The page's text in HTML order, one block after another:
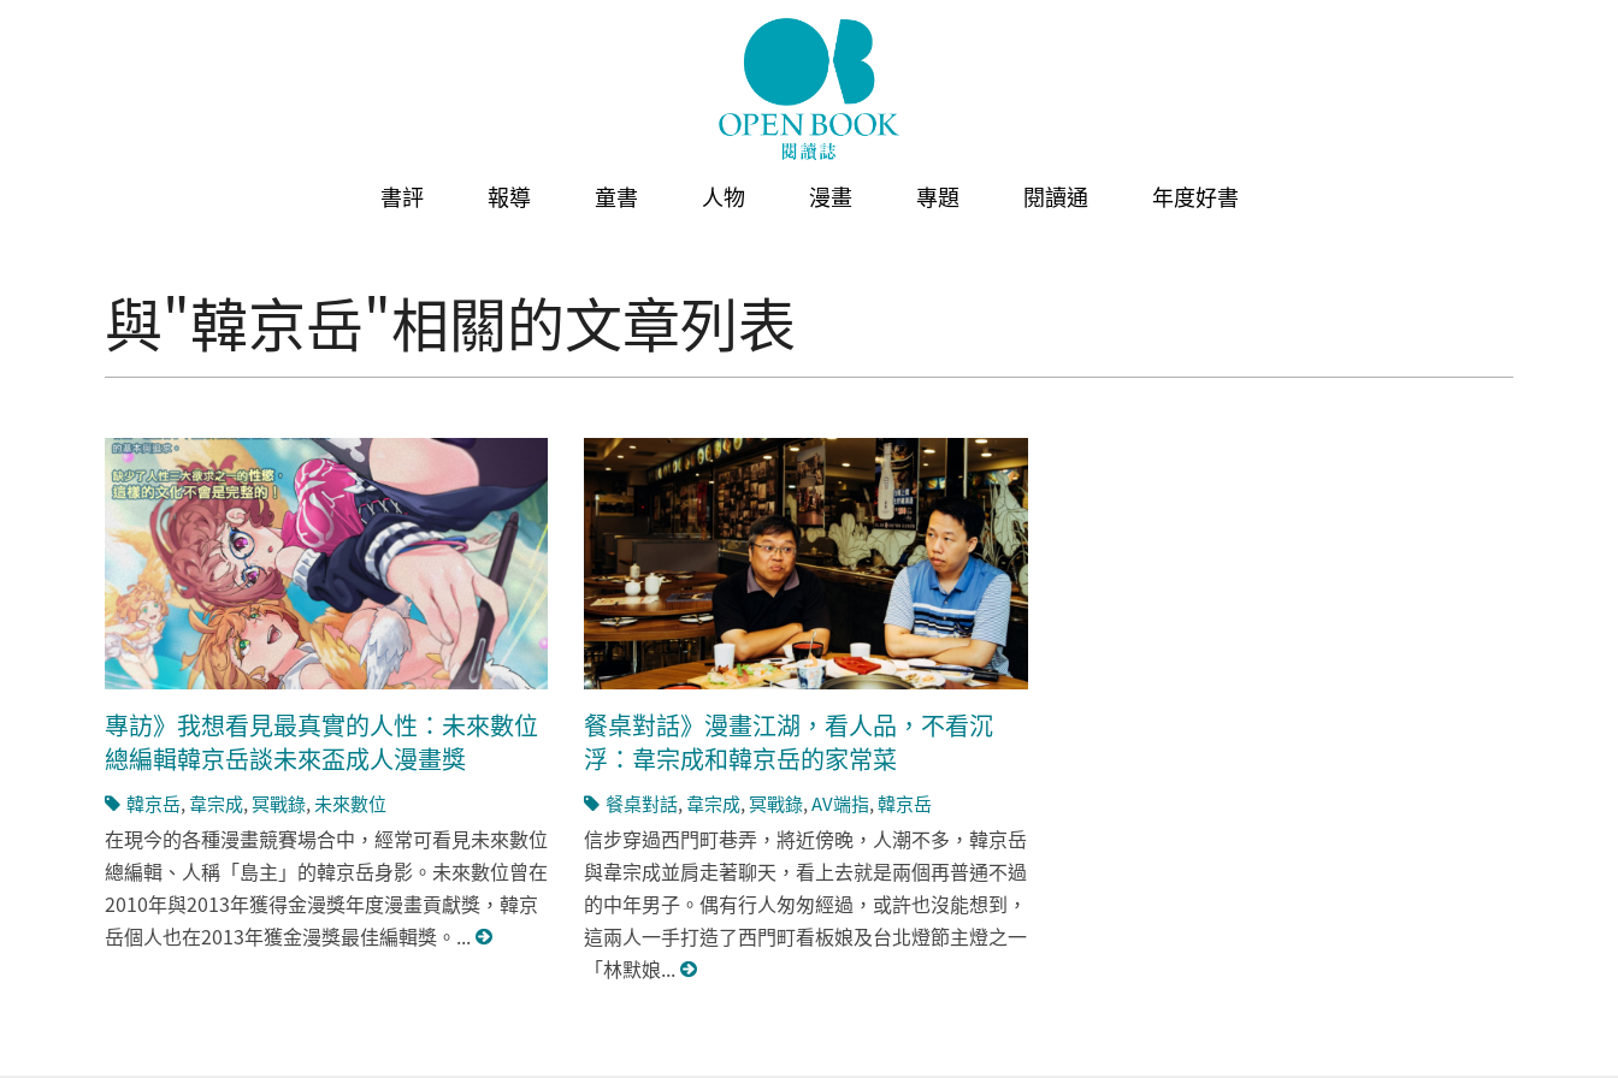
書評 報導 童書 人物 漫畫 專題 閱讀通 年度好書
與"韓京岳"相關的文章列表
專訪》我想看見最真實的人性：未來數位
總編輯韓京岳談未來盃成人漫畫獎
韓京岳, 韋宗成,冥戰錄, 未來數位
在現今的各種漫畫競賽場合中，經常可看見未來數位
總編輯、人稱「島主」的韓京岳身影。未來數位曾在
2010年與2013年獲得金漫獎年度漫畫貢獻獎，韓京
岳個人也在2013年獲金漫獎最佳編輯獎。...
餐桌對話》漫畫江湖，看人品，不看沉
浮：韋宗成和韓京岳的家常菜
餐桌對話, 韋宗成,冥戰錄,AV端指,韓京岳
信步穿過西門町巷弄，將近傍晚，人潮不多，韓京岳
與韋宗成並肩走著聊天，看上去就是兩個再普通不過
的中年男子。偶有行人匆匆經過，或許也沒能想到，
這兩人一手打造了西門町看板娘及台北燈節主燈之一
「林默娘...